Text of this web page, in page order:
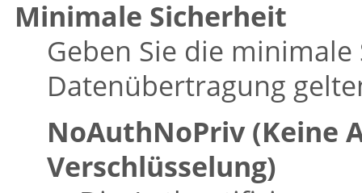
Minimale Sicherheit
Geben Sie die
Datenübertragung
NoAuthNoPriv (Keine
Verschlüsselung)